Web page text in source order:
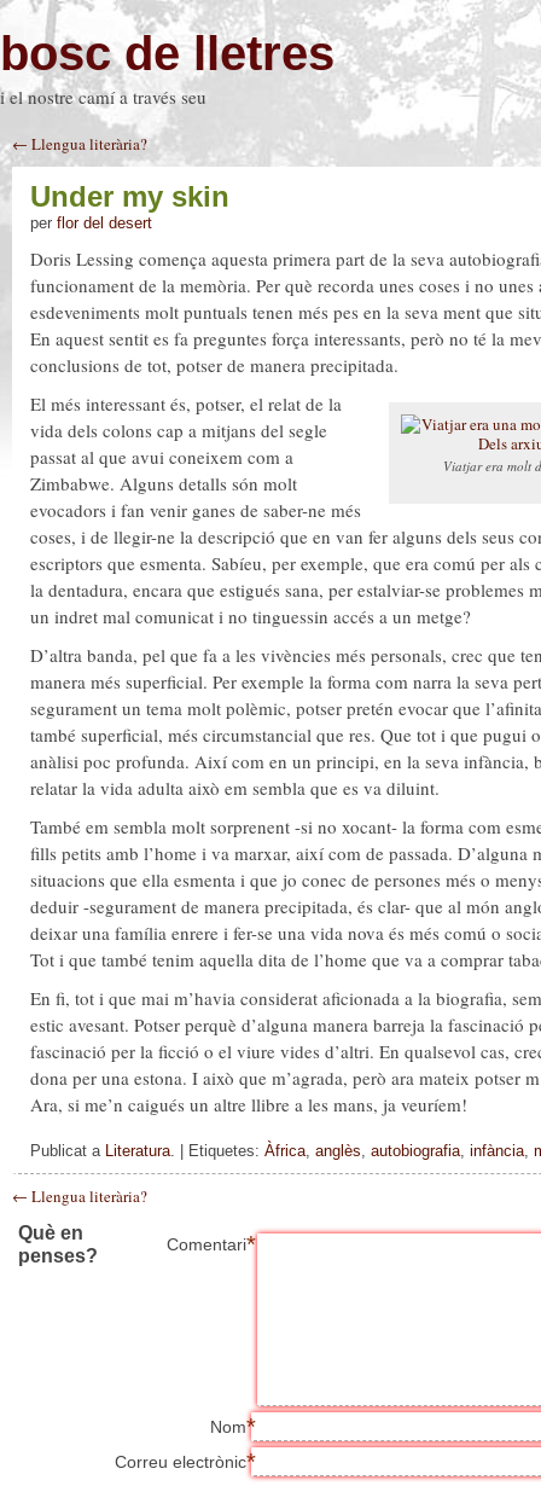
bosc de lletres
i el nostre camí a través seu
← Llengua literària?
Under my skin
per flor del desert
Doris Lessing comença aquesta primera part de la seva
funcionament de la memòria. Per què recorda unes coses i no unes
esdeveniments molt puntuals tenen més pes en la seva ment que
En aquest sentit es fa preguntes força interessants, però no té la
conclusions de tot, potser de manera precipitada.
Viatjar era molt
El més interessant és, potser, el relat de la
vida dels colons cap a mitjans del segle
passat al que avui coneixem com a
Zimbabwe. Alguns detalls són molt
evocadors i fan venir ganes de saber-ne més
coses, i de llegir-ne la descripció que en van fer alguns dels seus
escriptors que esmenta. Sabíeu, per exemple, que era comú per
la dentadura, encara que estigués sana, per estalviar-se problemes
un indret mal comunicat i no tinguessin accés a un metge?
D’altra banda, pel que fa a les vivències més personals, crec que
manera més superficial. Per exemple la forma com narra la seva
segurament un tema molt polèmic, potser pretén evocar que
també superficial, més circumstancial que res. Que tot i que pugui
anàlisi poc profunda. Així com en un principi, en la seva infància,
relatar la vida adulta això em sembla que es va diluint.
També em sembla molt sorprenent -si no xocant- la forma com
fills petits amb l’home i va marxar, així com de passada. D’alguna
situacions que ella esmenta i que jo conec de persones més o
deduir -segurament de manera precipitada, és clar- que al món
deixar una família enrere i fer-se una vida nova és més comú o
Tot i que també tenim aquella dita de l’home que va a comprar
En fi, tot i que mai m’havia considerat aficionada a la biografia,
estic avesant. Potser perquè d’alguna manera barreja la fascinació
fascinació per la ficció o el viure vides d’altri. En qualsevol cas,
dona per una estona. I això que m’agrada, però ara mateix potser
Ara, si me’n caigués un altre llibre a les mans, ja veuríem!
Publicat a Literatura. | Etiquetes: Àfrica, anglès, autobiografia, infància,
← Llengua literària?
Què en
penses?
Comentari*
Nom*
Correu electrònic*